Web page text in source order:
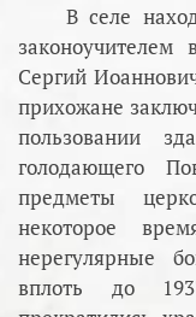
В селе
Сергий
прихожане
пользовании
голодающего
предметы
некоторое
нерегулярные
вплоть до